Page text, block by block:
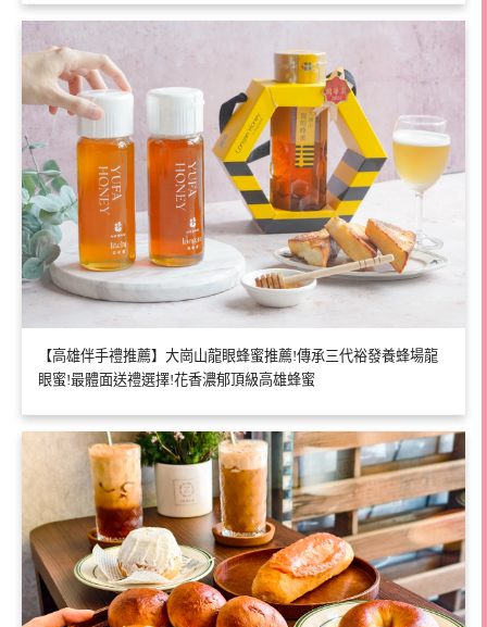
【高雄伴手禮推薦】大崗山龍眼蜂蜜推薦!傳承三代裕發養蜂場龍
眼蜜!最體面送禮選擇!花香濃郁頂級高雄蜂蜜